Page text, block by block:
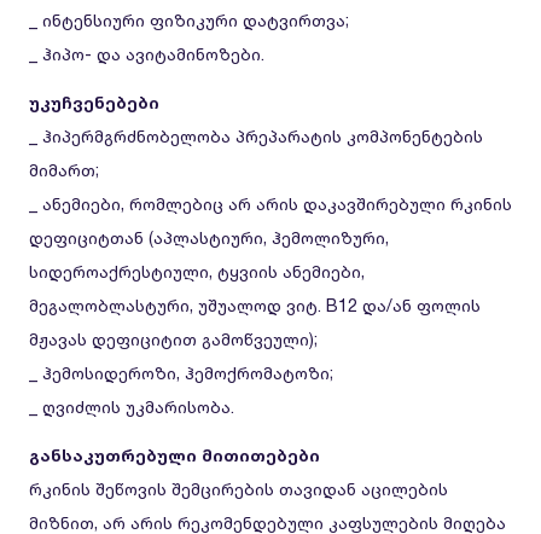
_ ინტენსიური ფიზიკური დატვირთვა;
_ ჰიპო- და ავიტამინოზები.
უკუჩვენებები
_ ჰიპერმგრძნობელობა პრეპარატის კომპონენტების
მიმართ;
_ ანემიები, რომლებიც არ არის დაკავშირებული რკინის
დეფიციტთან (აპლასტიური, ჰემოლიზური,
სიდეროაქრესტიული, ტყვიის ანემიები,
მეგალობლასტური, უშუალოდ ვიტ. B12 და/ან ფოლის
მჟავას დეფიციტით გამოწვეული);
_ ჰემოსიდეროზი, ჰემოქრომატოზი;
_ ღვიძლის უკმარისობა.
განსაკუთრებული მითითებები
რკინის შეწოვის შემცირების თავიდან აცილების
მიზნით, არ არის რეკომენდებული კაფსულების მიღება